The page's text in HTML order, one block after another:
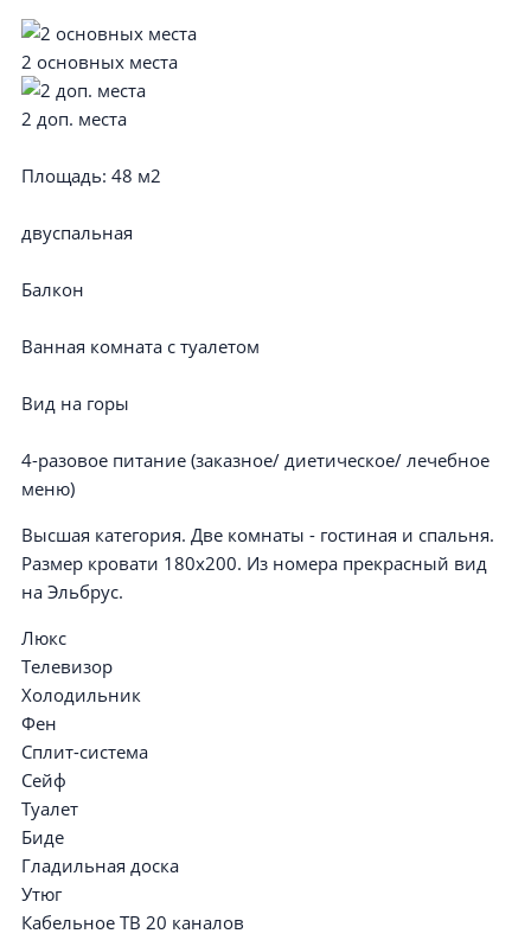
2 основных места
2 доп. места
Площадь: 48 м2
двуспальная
Балкон
Ванная комната с туалетом
Вид на горы
4-разовое питание (заказное/ диетическое/ лечебное
меню)
Высшая категория. Две комнаты - гостиная и спальня.
Размер кровати 180х200. Из номера прекрасный вид
на Эльбрус.
Люкс
Телевизор
Холодильник
Фен
Сплит-система
Сейф
Туалет
Биде
Гладильная доска
Утюг
Кабельное ТВ 20 каналов